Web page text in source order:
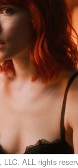
ALL rights